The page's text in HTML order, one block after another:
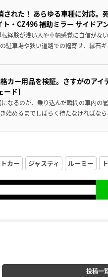
された！ あらゆる車種に対応。
・CZ496 補助ミラー サイドアン
経験が浅い人や車幅感覚に自信がない
駐車場や狭い道路での幅寄せ、縁石
ー用品を検証。さすがのアイ
ド］
なるのが、乗り込んだ瞬間の車内の
始めるまでしばらく待たなければな
カー ジャスティ ルーミー
投稿一